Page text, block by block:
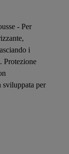
- Per
i
Protezione
sviluppata per